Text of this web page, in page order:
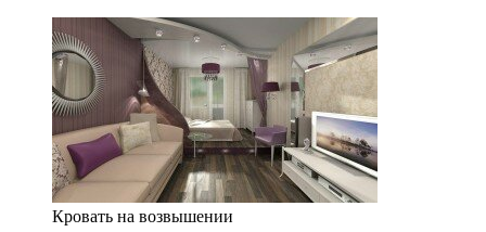
Кровать на возвышении